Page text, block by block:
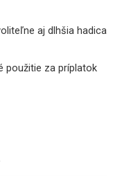
aj dlhšia hadica
použitie za príplatok